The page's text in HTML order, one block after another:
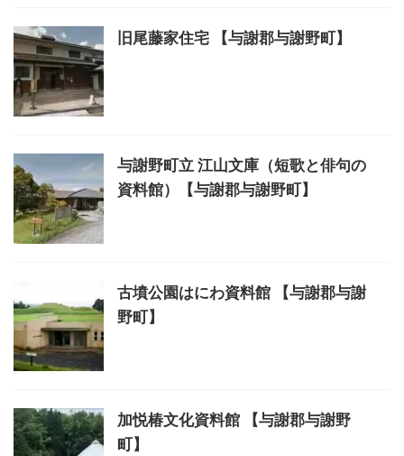
旧尾藤家住宅 【与謝郡与謝野町】
与謝野町立 江山文庫（短歌と俳句の
資料館）【与謝郡与謝野町】
古墳公園はにわ資料館 【与謝郡与謝
野町】
加悦椿文化資料館 【与謝郡与謝野
町】